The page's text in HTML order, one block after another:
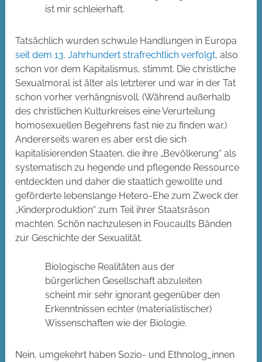
ist mir schleierhaft.
Tatsächlich wurden schwule Handlungen in Europa
seit dem 13. Jahrhundert strafrechtlich verfolgt, also
schon vor dem Kapitalismus, stimmt. Die christliche
Sexualmoral ist älter als letzterer und war in der Tat
schon vorher verhängnisvoll. (Während außerhalb
des christlichen Kulturkreises eine Verurteilung
homosexuellen Begehrens fast nie zu finden war.)
Andererseits waren es aber erst die sich
kapitalisierenden Staaten, die ihre „Bevölkerung“ als
systematisch zu hegende und pflegende Ressource
entdeckten und daher die staatlich gewollte und
geförderte lebenslange Hetero-Ehe zum Zweck der
„Kinderproduktion“ zum Teil ihrer Staatsräson
machten. Schön nachzulesen in Foucaults Bänden
zur Geschichte der Sexualität.
Biologische Realitäten aus der
bürgerlichen Gesellschaft abzuleiten
scheint mir sehr ignorant gegenüber den
Erkenntnissen echter (materialistischer)
Wissenschaften wie der Biologie.
Nein, umgekehrt haben Sozio- und Ethnolog_innen